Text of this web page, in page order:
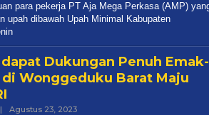
para pekerja PT Aja Mega Perkasa (AMP)
upah dibawah Upah Minimal Kabupaten
Dukungan Penuh Emak-
di Wonggeduku Barat Maju
| Agustus 23, 2023Oleh